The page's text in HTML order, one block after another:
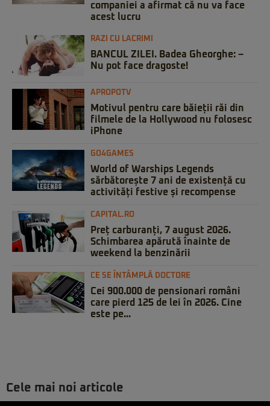
companiei a afirmat că nu va face
acest lucru
RAZI CU LACRIMI
BANCUL ZILEI. Badea Gheorghe: –
Nu pot face dragoste!
APROPOTV
Motivul pentru care băieții răi din
filmele de la Hollywood nu folosesc
iPhone
GO4GAMES
World of Warships Legends
sărbătorește 7 ani de existență cu
activități festive și recompense
CAPITAL.RO
Preț carburanți, 7 august 2026.
Schimbarea apărută înainte de
weekend la benzinării
CE SE ÎNTÂMPLĂ DOCTORE
Cei 900.000 de pensionari români
care pierd 125 de lei în 2026. Cine
este pe...
Cele mai noi articole